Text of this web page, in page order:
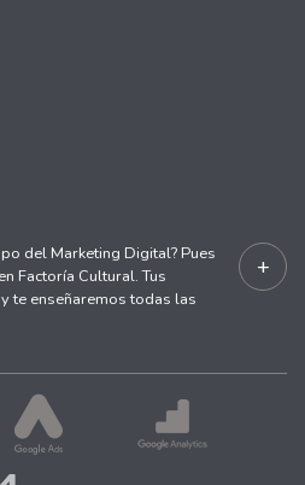
del Marketing Digital? Pues
Factoría Cultural. Tus
te enseñaremos todas las
+